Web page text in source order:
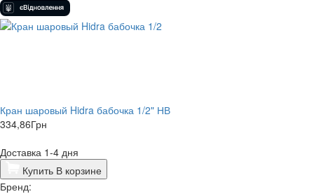
Кран шаровый Hidra бабочка 1/2" НВ
334,86Грн
Доставка 1-4 дня
Купить В корзине
Бренд: